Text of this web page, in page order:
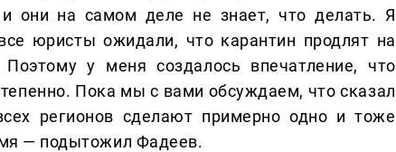
и они на самом деле не знает, что делать. Я
юристы ожидали, что карантин продлят на
у меня создалось впечатление, что
Пока мы с вами обсуждаем, что сказал
регионов сделают примерно одно и тоже
— подытожил Фадеев.